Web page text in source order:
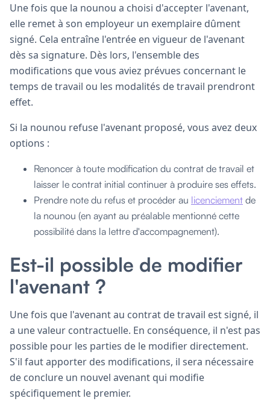
Une fois que la nounou a choisi d'accepter l'avenant,
elle remet à son employeur un exemplaire dûment
signé. Cela entraîne l'entrée en vigueur de l'avenant
dès sa signature. Dès lors, l'ensemble des
modifications que vous aviez prévues concernant le
temps de travail ou les modalités de travail prendront
effet.
Si la nounou refuse l'avenant proposé, vous avez deux
options :
Renoncer à toute modification du contrat de travail et
laisser le contrat initial continuer à produire ses effets.
Prendre note du refus et procéder au licenciement de
la nounou (en ayant au préalable mentionné cette
possibilité dans la lettre d'accompagnement).
Est-il possible de modifier
l'avenant ?
Une fois que l'avenant au contrat de travail est signé, il
a une valeur contractuelle. En conséquence, il n'est pas
possible pour les parties de le modifier directement.
S'il faut apporter des modifications, il sera nécessaire
de conclure un nouvel avenant qui modifie
spécifiquement le premier.